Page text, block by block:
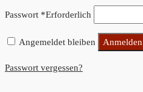
Passwort *Erforderlich
Angemeldet bleiben Anmelden
Passwort vergessen?